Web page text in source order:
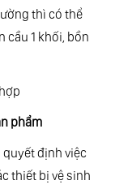
thì có thể
cầu 1 khối, bồn
phẩm
định việc
thiết bị vệ sinh